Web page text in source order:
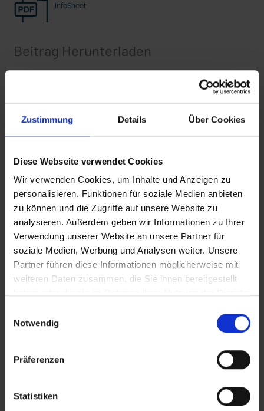
Zustimmung Details Über Cookies
Diese Webseite verwendet Cookies
Wir verwenden Cookies, um Inhalte und Anzeigen zu
personalisieren, Funktionen für soziale Medien anbieten
zu können und die Zugriffe auf unsere Website zu
analysieren. Außerdem geben wir Informationen zu Ihrer
Verwendung unserer Website an unsere Partner für
soziale Medien, Werbung und Analysen weiter. Unsere
Partner führen diese Informationen möglicherweise mit
weiteren Daten zusammen, die Sie ihnen bereitgestellt
Notwendig
Präferenzen
Statistiken
mit epd Text
In Sicherheit in Deutschland, in Gedanken im Krieg
InfoSheet
Beitrag Herunterladen
iT_Trisomie 21.mov
Zusätzliches Material
interessieren